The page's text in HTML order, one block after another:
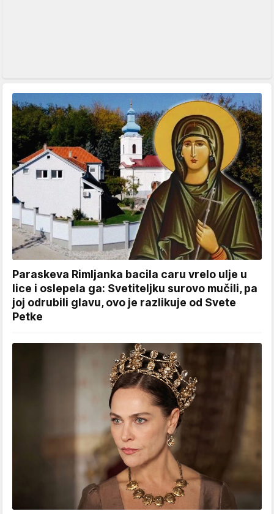
Paraskeva Rimljanka bacila caru vrelo ulje u
lice i oslepela ga: Svetiteljku surovo mučili, pa
joj odrubili glavu, ovo je razlikuje od Svete
Petke